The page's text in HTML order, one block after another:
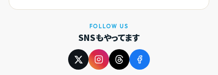
FOLLOW US
SNSもやってます